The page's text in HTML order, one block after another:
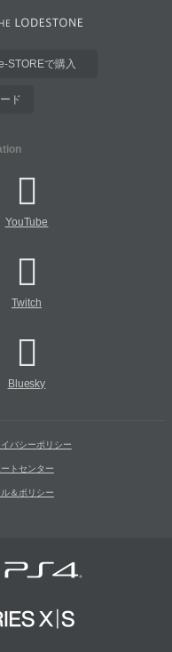
STOREで購入
ド
YouTube
Twitch
Bluesky
バシーポリシー
トセンター
＆ポリシー